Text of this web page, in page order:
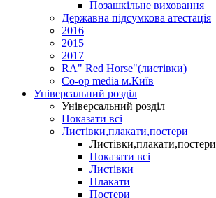
Позашкільне виховання
Державна підсумкова атестація
2016
2015
2017
RA" Red Horse"(листівки)
Co-op media м.Київ
Універсальний розділ
Універсальний розділ
Показати всі
Листівки,плакати,постери
Листівки,плакати,постери
Показати всі
Листівки
Плакати
Постери